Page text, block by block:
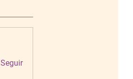
Seguir